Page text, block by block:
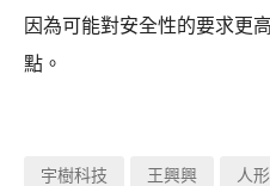
因為可能對安全性的要求更
點。
宇樹科技 王興興 人